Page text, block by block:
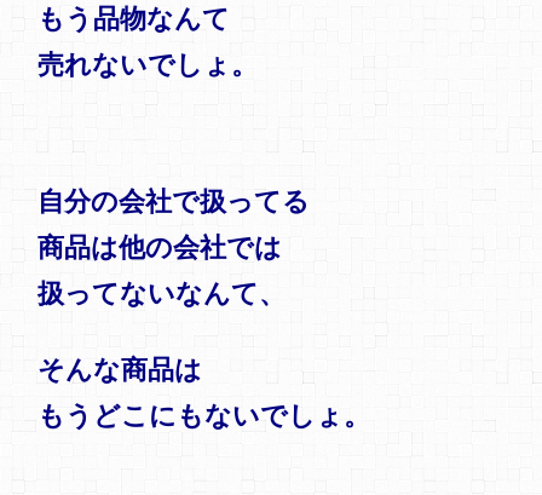
もう品物なんて
売れないでしょ。
自分の会社で扱ってる
商品は他の会社では
扱ってないなんて、
そんな商品は
もうどこにもないでしょ。